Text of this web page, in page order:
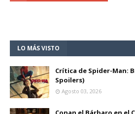
LO MÁS VISTO
Crítica de Spider-Man:
Spoilers)
Agosto 03, 2026